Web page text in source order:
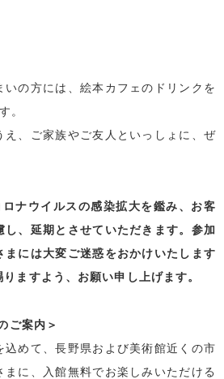
の方には、絵本カフェのドリンクを
。
、ご家族やご友人といっしょに、ぜ
ナウイルスの感染拡大を鑑み、お客
、延期とさせていただきます。参加
まには大変ご迷惑をおかけいたします
ますよう、お願い申し上げます。
ご案内＞
込めて、長野県および美術館近くの市
に、入館無料でお楽しみいただける